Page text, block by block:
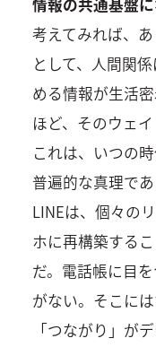
考えてみれば、
として、人間関
める情報が生活
ほど、そのウェイ
これは、いつの
普遍的な真理であ
LINEは、個々の
ホに再構築する
だ。電話帳に目
がない。そこに
「つながり」が